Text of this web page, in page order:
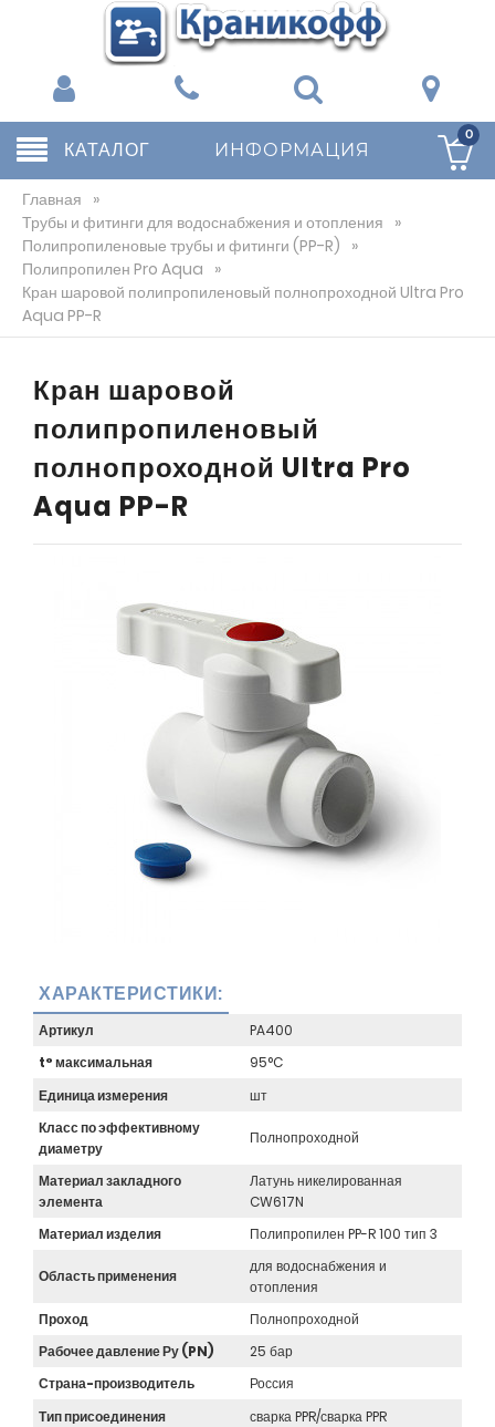
КАТАЛОГ ИНФОРМАЦИЯ
0
Главная »
Трубы и фитинги для водоснабжения и отопления »
Полипропиленовые трубы и фитинги (PP-R) »
Полипропилен Pro Aqua »
Кран шаровой полипропиленовый полнопроходной Ultra Pro
Aqua PP-R
Кран шаровой
полипропиленовый
полнопроходной Ultra Pro
Aqua PP-R
ХАРАКТЕРИСТИКИ:
Артикул
PA400
t° максимальная
95°C
Единица измерения
шт
Класс по эффективному
диаметру
Полнопроходной
Материал закладного
элемента
Латунь никелированная
CW617N
Материал изделия
Полипропилен PP-R 100 тип 3
Область применения
для водоснабжения и
отопления
Проход
Полнопроходной
Рабочее давление Ру (PN)
25 бар
Страна-производитель
Россия
Тип присоединения
сварка PPR/сварка PPR